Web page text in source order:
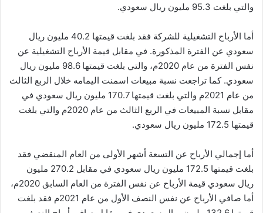
والتي بلغت 95.3 مليون ريال سعودي.
أما الأرباح التشغيلية للشركة فقد بلغت قيمتها 40.2 مليون ريال
سعودي عن الفترة المذكورة. في مقابل قيمة الأرباح التشغيلية عن
نفس الفترة من عام 2020م، والتي بلغت قيمتها 98.6 مليون ريال
سعودي. كما تراجعت نسبة مبيعات اسمنت اليمامه خلال الربع الثالث
من عام 2021م والتي بلغت قيمتها 170.7 مليون ريال سعودي في
مقابل نسبة المبيعات في الربع الثالث من عام 2020م والتي بلغت
قيمتها 172.5 مليون ريال سعودي.
أما إجمالي الأرباح عن التسعة أشهر الأولى من العام المنقضي فقد
بلغت قيمتها 172.5 مليون ريال سعودي في مقابل 270.2 مليون
ريال سعودي قيمة الأرباح عن نفس الفترة من العام السابق 2020م،
أما صافي الأرباح عن نفس النصف الأول من عام 2021م فقد بلغت